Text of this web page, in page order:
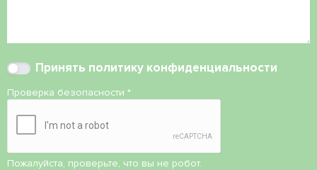
Принять политику конфиденциальности
Проверка безопасности *
Пожалуйста, проверьте, что вы не робот.